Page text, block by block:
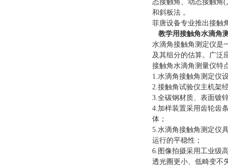
态接触角、动态接触角
和斜板法 。
菲唐设备专业推出接触
教学用接触角水滴角
水滴角接触角测定仪是
及其组分的估算。广泛
接触角水滴角测量仪特
1.水滴角接触角测定仪
2.接触角试验仪主机架
3.全碳钢材质、表面镀
4.加样装置采用齿轮齿
体；
5.水滴角接触角测定仪
运行的平稳性；
6.图像拍摄采用工业级
透光圈更小、低畸变不